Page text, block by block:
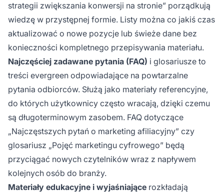
strategii zwiększania konwersji na stronie” porządkują
wiedzę w przystępnej formie. Listy można co jakiś czas
aktualizować o nowe pozycje lub świeże dane bez
konieczności kompletnego przepisywania materiału.
Najczęściej zadawane pytania (FAQ) i glosariusze to
treści evergreen odpowiadające na powtarzalne
pytania odbiorców. Służą jako materiały referencyjne,
do których użytkownicy często wracają, dzięki czemu
są długoterminowym zasobem. FAQ dotyczące
„Najczęstszych pytań o marketing afiliacyjny” czy
glosariusz „Pojęć marketingu cyfrowego” będą
przyciągać nowych czytelników wraz z napływem
kolejnych osób do branży.
Materiały edukacyjne i wyjaśniające rozkładają